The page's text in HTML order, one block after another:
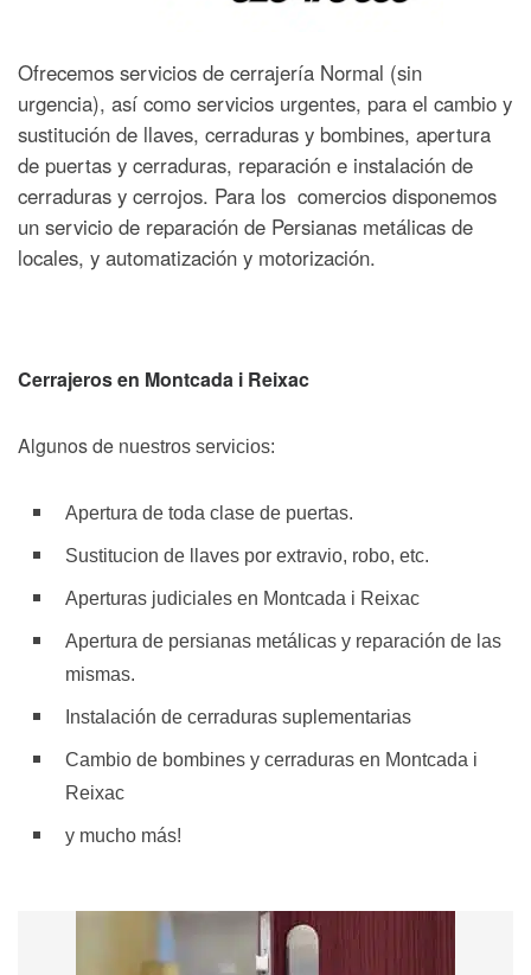
Ofrecemos servicios de cerrajería Normal (sin
urgencia), así como servicios urgentes, para el cambio y
sustitución de llaves, cerraduras y bombines, apertura
de puertas y cerraduras, reparación e instalación de
cerraduras y cerrojos. Para los comercios disponemos
un servicio de reparación de Persianas metálicas de
locales, y automatización y motorización.
Cerrajeros en Montcada i Reixac
Algunos de nuestros servicios:
Apertura de toda clase de puertas.
Sustitucion de llaves por extravio, robo, etc.
Aperturas judiciales en Montcada i Reixac
Apertura de persianas metálicas y reparación de las
mismas.
Instalación de cerraduras suplementarias
Cambio de bombines y cerraduras en Montcada i
Reixac
y mucho más!